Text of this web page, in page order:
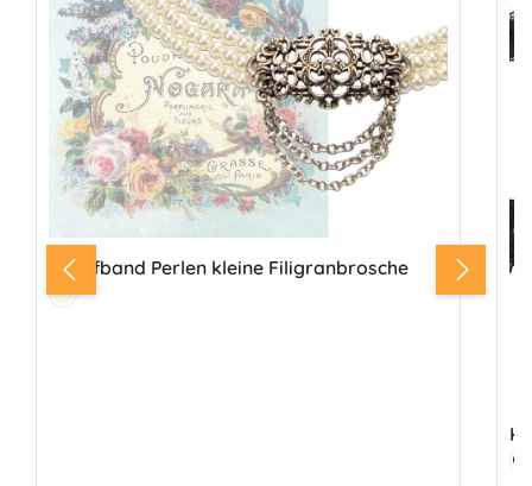
Kropfband Perlen kleine Filigranbrosche
Farbe:
Creme